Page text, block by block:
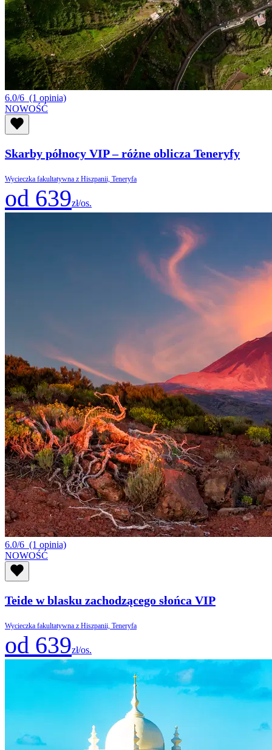
6.0/6 (1 opinia)
NOWOŚĆ
Skarby północy VIP – różne oblicza Teneryfy
Wycieczka fakultatywna z Hiszpanii, Teneryfa
od 639zł/os.
6.0/6 (1 opinia)
NOWOŚĆ
Teide w blasku zachodzącego słońca VIP
Wycieczka fakultatywna z Hiszpanii, Teneryfa
od 639zł/os.